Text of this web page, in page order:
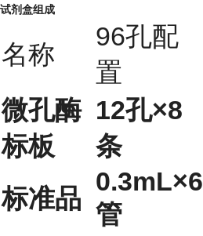
试剂盒组成
名称
96孔配
置
微孔酶
标板
12孔×8
条
标准品
0.3mL×6
管